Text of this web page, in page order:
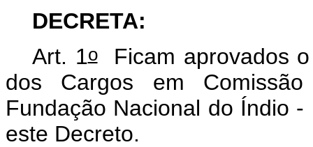
DECRETA:
Art. 1oFicam aprovados o
dos Cargos em
Fundação Nacional do Índio
este Decreto.